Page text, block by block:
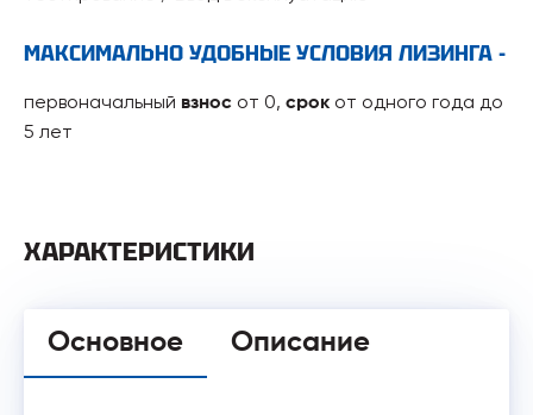
МАКСИМАЛЬНО УДОБНЫЕ УСЛОВИЯ ЛИЗИНГА -
первоначальный взнос от 0, срок от одного года до
5 лет
ХАРАКТЕРИСТИКИ
Основное Описание